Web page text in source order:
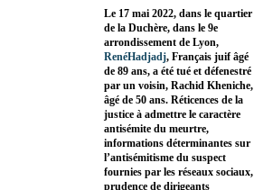
Le 17 mai 2022, dans le quartier
de la Duchère, dans le 9e
arrondissement de Lyon,
RenéHadjadj, Français juif âgé
de 89 ans, a été tué et défenestré
par un voisin, Rachid Kheniche,
âgé de 50 ans. Réticences de la
justice à admettre le caractère
antisémite du meurtre,
informations déterminantes sur
l’antisémitisme du suspect
fournies par les réseaux sociaux,
prudence de dirigeants